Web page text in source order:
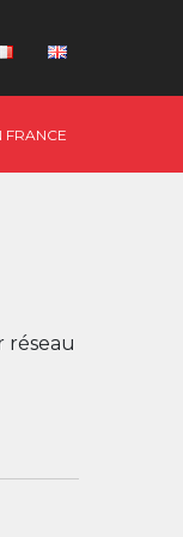
FRANCE
réseau